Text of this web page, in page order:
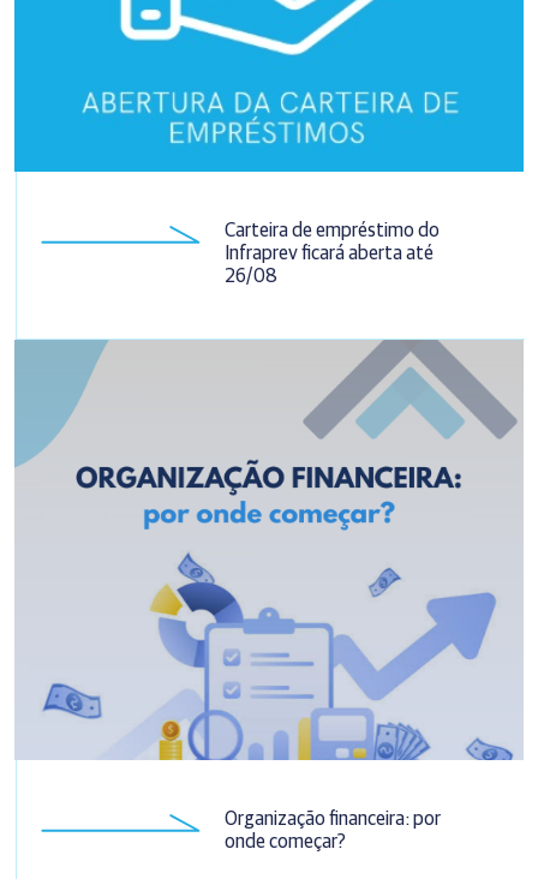
Carteira de empréstimo do
Infraprev ficará aberta até
26/08
Organização financeira: por
onde começar?